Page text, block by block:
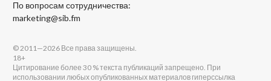
По вопросам сотрудничества:
marketing@sib.fm
© 2011—2026 Все права защищены.
18+
Цитирование более 30 % текста публикаций запрещено. При
использовании любых опубликованных материалов гиперссылка